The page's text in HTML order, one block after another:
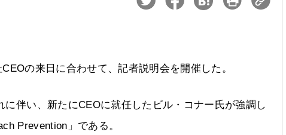
の来日に合わせて、記者説明会を開催した。
伴い、新たにCEOに就任したビル・コナー氏が強調し
Prevention」である。